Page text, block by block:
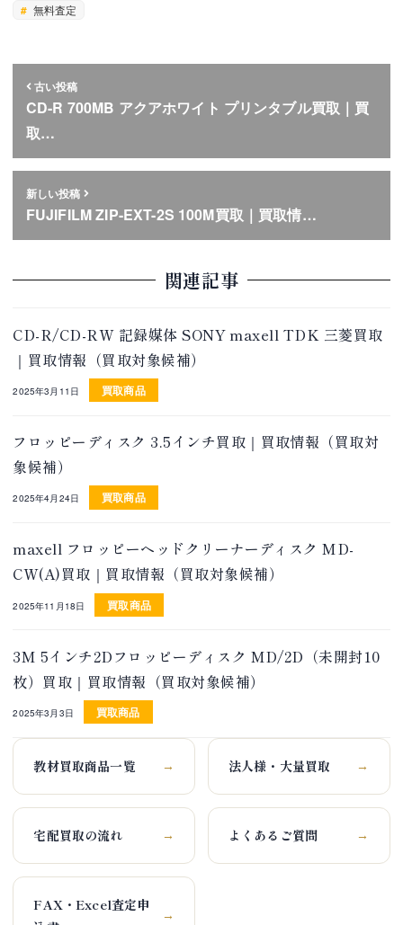
無料査定
古い投稿
CD-R 700MB アクアホワイト プリンタブル買取｜買
取…
新しい投稿
FUJIFILM ZIP-EXT-2S 100M買取｜買取情…
関連記事
CD-R/CD-RW 記録媒体 SONY maxell TDK 三菱買取
｜買取情報（買取対象候補）
2025年3月11日 買取商品
フロッピーディスク 3.5インチ買取｜買取情報（買取対
象候補）
2025年4月24日 買取商品
maxell フロッピーヘッドクリーナーディスク MD-
CW(A)買取｜買取情報（買取対象候補）
2025年11月18日 買取商品
3M 5インチ2Dフロッピーディスク MD/2D（未開封10
枚）買取｜買取情報（買取対象候補）
2025年3月3日 買取商品
教材買取商品一覧 → 法人様・大量買取 →
宅配買取の流れ → よくあるご質問 →
FAX・Excel査定申
→